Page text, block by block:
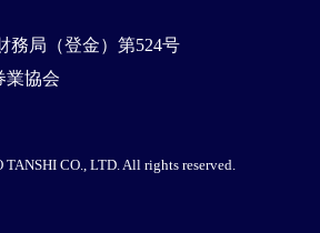
務局（登金）第524号
業協会
CO., LTD. All rights reserved.